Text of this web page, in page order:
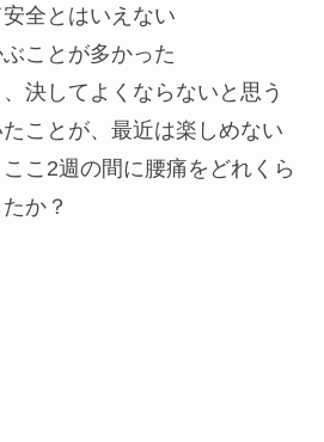
全とはいえない
ことが多かった
決してよくならないと思う
ことが、最近は楽しめない
こ2週の間に腰痛をどれくら
か？